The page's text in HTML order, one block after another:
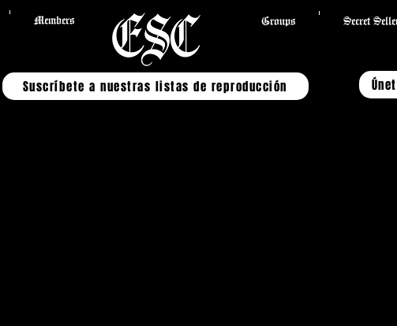
Groups Secret
Members
Suscríbete a nuestras listas de reproducción